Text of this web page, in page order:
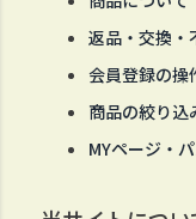
返品・交換・
会員登録の操
商品の絞り込
MYページ・